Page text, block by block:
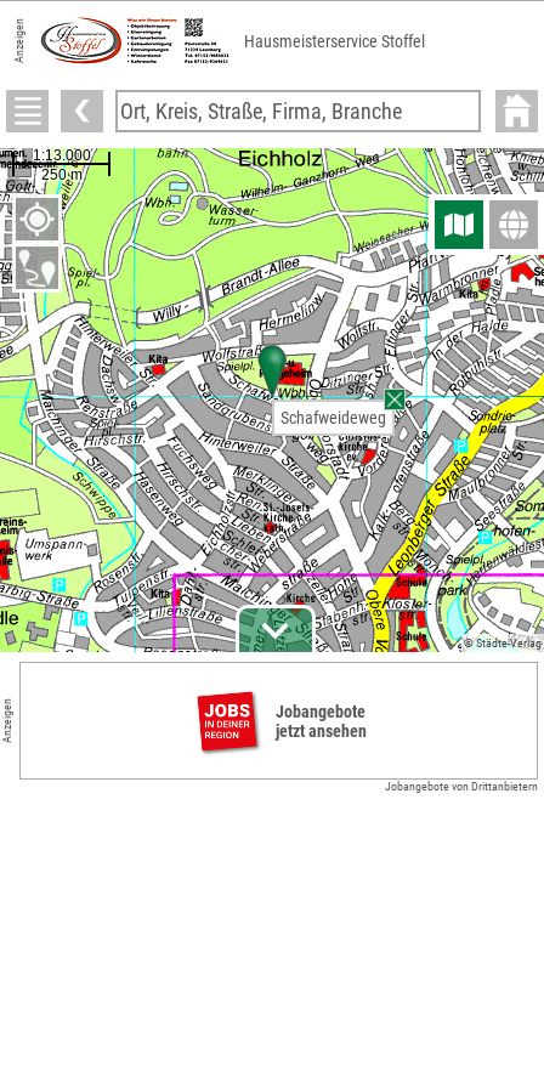
Anzeigen Hausmeisterservice Stoffel
© Städte-Verlag
Schafweideweg
Anzeigen
Jobangebote
jetzt ansehen
Jobangebote von Drittanbietern